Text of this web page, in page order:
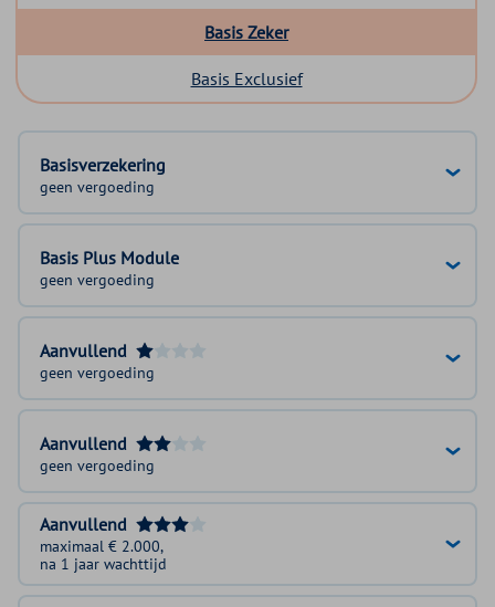
Basis Zeker
Basis Exclusief
Basisverzekering
geen vergoeding
Basis Plus Module
geen vergoeding
Aanvullend
geen vergoeding
Aanvullend
geen vergoeding
Aanvullend
maximaal € 2.000,
na 1 jaar wachttijd